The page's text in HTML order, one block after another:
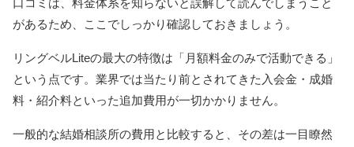
があるため、ここでしっかり確認しておきましょう。
リングベルLiteの最大の特徴は「月額料金のみで活動できる」
という点です。業界では当たり前とされてきた入会金・成婚
料・紹介料といった追加費用が一切かかりません。
一般的な結婚相談所の費用と比較すると、その差は一目瞭然